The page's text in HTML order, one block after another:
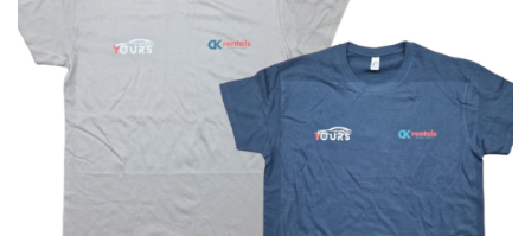
Μπλουζάκια